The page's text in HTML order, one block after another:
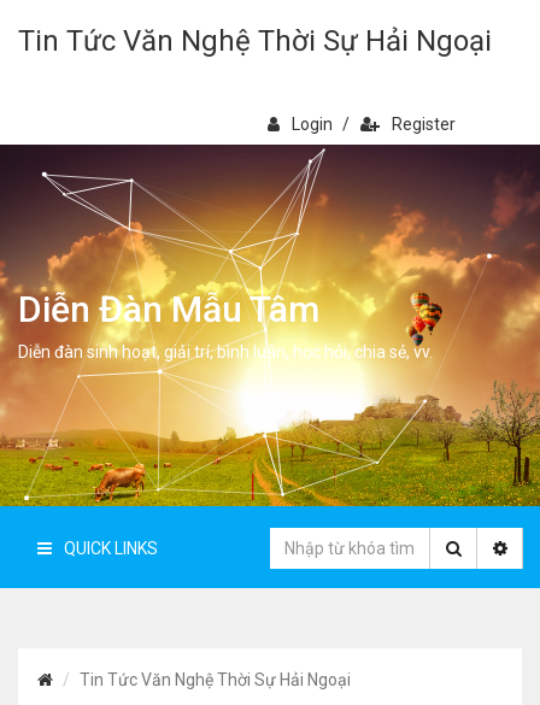
Tin Tức Văn Nghệ Thời Sự Hải Ngoại
Login / Register
Diễn Đàn Mẫu Tâm
Diễn đàn sinh hoạt, giải trí, bình luân, học hỏi, chia sẻ, vv.
QUICK LINKS
Tin Tức Văn Nghệ Thời Sự Hải Ngoại